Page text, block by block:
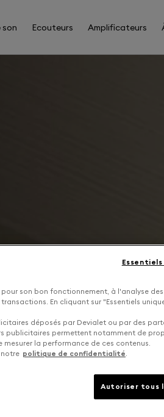
son Ecouteurs Amplificateurs
son bon fonctionnement, à l'analyse des
En cliquant sur "Essentiels
déposés par Devialet ou par des
publicitaires permettent notamment de
la performance de ces contenus.
notre politique de confidentialité.
Autoriser tous